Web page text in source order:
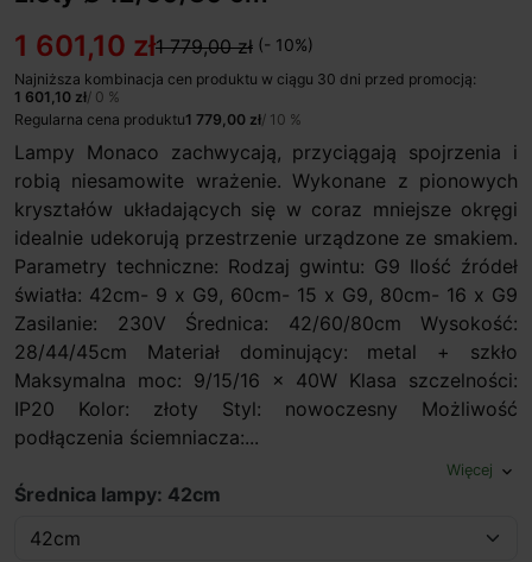
1 601,10 zł1 779,00 zł (- 10%)
Najniższa kombinacja cen produktu w ciągu 30 dni przed promocją:
1 601,10 zł/ 0 %
Regularna cena produktu1 779,00 zł/ 10 %
Lampy Monaco zachwycają, przyciągają spojrzenia i
robią niesamowite wrażenie. Wykonane z pionowych
kryształów układających się w coraz mniejsze okręgi
idealnie udekorują przestrzenie urządzone ze smakiem.
Parametry techniczne: Rodzaj gwintu: G9 Ilość źródeł
światła: 42cm- 9 x G9, 60cm- 15 x G9, 80cm- 16 x G9
Zasilanie: 230V Średnica: 42/60/80cm Wysokość:
28/44/45cm Materiał dominujący: metal + szkło
Maksymalna moc: 9/15/16 x 40W Klasa szczelności:
IP20 Kolor: złoty Styl: nowoczesny Możliwość
podłączenia ściemniacza:...
Więcej expand_more
Średnica lampy: 42cm